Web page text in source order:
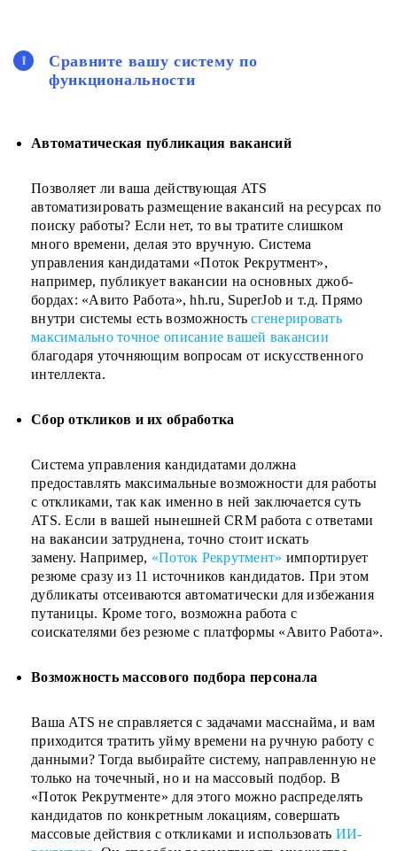
Сравните вашу систему по
функциональности
Автоматическая публикация вакансий
Позволяет ли ваша действующая ATS
автоматизировать размещение вакансий на ресурсах по
поиску работы? Если нет, то вы тратите слишком
много времени, делая это вручную. Система
управления кандидатами «Поток Рекрутмент»,
например, публикует вакансии на основных джоб-
бордах: «Авито Работа», hh.ru, SuperJob и т.д. Прямо
внутри системы есть возможностьсгенерировать
максимально точное описание вашей вакансии
благодаря уточняющим вопросам от искусственного
интеллекта.
Сбор откликов и их обработка
Система управления кандидатами должна
предоставлять максимальные возможности для работы
с откликами, так как именно в ней заключается суть
ATS. Если в вашей нынешней CRM работа с ответами
на вакансии затруднена, точно стоит искать
замену.Например, «Поток Рекрутмент» импортирует
резюме сразу из 11 источников кандидатов. При этом
дубликаты отсеиваются автоматически для избежания
путаницы. Кроме того, возможна работа с
соискателями без резюме с платформы «Авито Работа».
Возможность массового подбора персонала
Ваша ATS не справляется с задачами масснайма, и вам
приходится тратить уйму времени на ручную работу с
данными? Тогда выбирайте систему, направленную не
только на точечный, но и на массовый подбор. В
«Поток Рекрутменте» для этого можно распределять
кандидатов по конкретным локациям, совершать
массовые действия с откликами и использовать ИИ-